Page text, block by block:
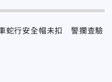
蛇行安全帽未扣 警攔查驗